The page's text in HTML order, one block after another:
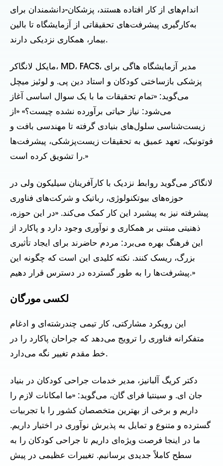
اندام‌های از کار افتاده هستند، پزشکان-دانشمندان برای
به‌کارگیری پیشرفت‌های تحقیقاتی از آزمایشگاه تا بالین
بیمار، همکاری نزدیکی دارند.
مایکل لانگاکر، MD، FACS، مدیر آزمایشگاه هاگی برای
پزشکی بازساختی کودکان و استاد دین پی. و لوئیز میچل
می‌گوید: «تمام تحقیقات ما با یک سوال اساسی آغاز
می‌شود: نیاز حیاتی برآورده نشده چیست؟» «از
زیست‌شناسی سلول‌های بنیادی گرفته تا مهندسی بافت و
فوتونیک، تعهد عمیق به تحقیقات زیست‌پزشکی، پیشرفت‌ها
را تشویق کرده است.»
لانگاکر می‌گوید روابط نزدیک با کارآفرینان سیلیکون ولی در
حوزه‌های بیوتکنولوژی، رباتیک و شرکت‌های فناوری
پیشرفته نیز به پیشبرد این کار کمک می‌کند. «در این حوزه،
ذهنیتی مبتنی بر همکاری و نوآوری وجود دارد و پاکارد از
این فرهنگ بهره می‌برد: مردم حاضرند برای ایجاد تأثیری
بزرگ، ریسک کنند. نکته کلیدی این است که چگونه این
پیشرفت‌ها را به طور گسترده در دسترس قرار دهیم.»
لکسی مورگان
این رویکرد مشارکتی، کار تیمی چندرشته‌ای و ادغام
متفکرانه فناوری را ترویج می‌دهد که جراحان پاکارد را در
خط مقدم تغییر نگه می‌دارد.
دکتر کریگ آلبانیز، مدیر خدمات جراحی کودکان در بنیاد
جان ای. و سینتیا فرای گان، می‌گوید: «ما امکانات لازم را
داریم و برخی از بهترین متخصصان کشور را با تجربیات
گسترده و متنوع و تمایل به پذیرش نوآوری در اختیار داریم.
ما در اینجا فرصت ویژه‌ای داریم تا جراحی کودکان را به
سطح کاملاً جدیدی برسانیم. تغییرات عظیمی در پیش